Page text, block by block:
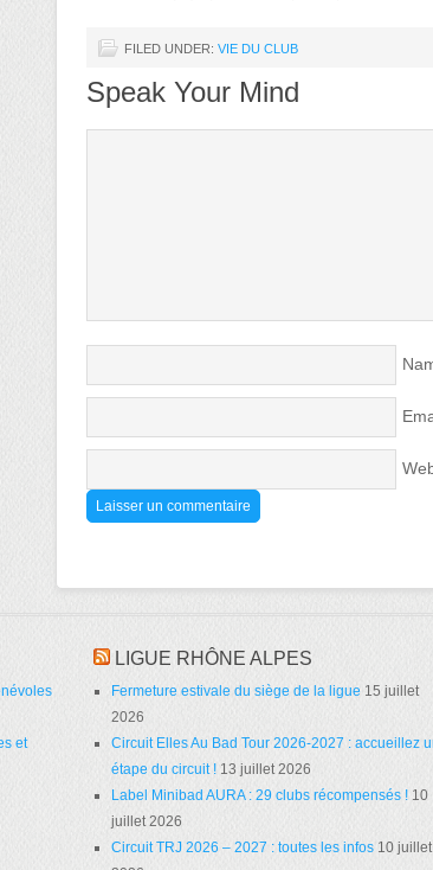
FILED UNDER: VIE DU CLUB
Speak Your Mind
et
LIGUE RHÔNE ALPES
Fermeture estivale du siège de la ligue 15 juillet
2026
Circuit Elles Au Bad Tour 2026-2027 : accueillez
étape du circuit ! 13 juillet 2026
Label Minibad AURA : 29 clubs récompensés ! 10
juillet 2026
Circuit TRJ 2026 – 2027 : toutes les infos 10 juillet